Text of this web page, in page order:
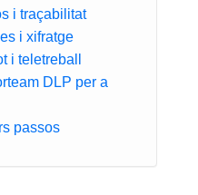
i traçabilitat
i xifratge
i teletreball
DLP per a
passos